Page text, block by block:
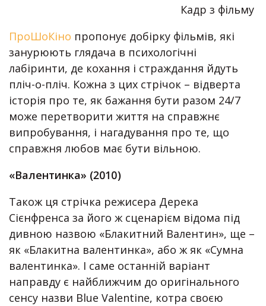
Кадр з фільму
ПроШоКіно пропонує добірку фільмів, які
занурюють глядача в психологічні
лабіринти, де кохання і страждання йдуть
пліч-о-пліч. Кожна з цих стрічок – відверта
історія про те, як бажання бути разом 24/7
може перетворити життя на справжнє
випробування, і нагадування про те, що
справжня любов має бути вільною.
«Валентинка» (2010)
Також ця стрічка режисера Дерека
Сієнфренса за його ж сценарієм відома під
дивною назвою «Блакитний Валентин», ще –
як «Блакитна валентинка», або ж як «Сумна
валентинка». І саме останній варіант
направду є найближчим до оригінального
сенсу назви Blue Valentine, котра своєю